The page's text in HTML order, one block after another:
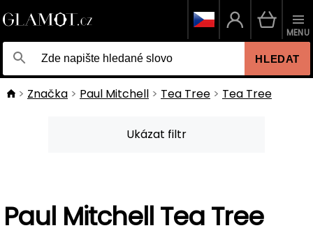
HLEDAT
MENU
Značka Paul Mitchell Tea Tree Tea Tree
Ukázat filtr
Paul Mitchell Tea Tree